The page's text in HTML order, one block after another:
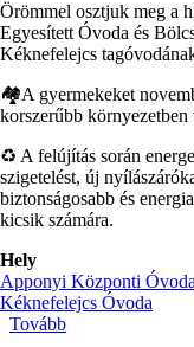
Örömmel osztjuk meg a
Egyesített Óvoda és
Kéknefelejcs
🏘️A gyermekeket
korszerűbb
♻️ A felújítás során
szigetelést, új
biztonságosabb és
kicsik számára.
Hely
Apponyi Központi Óvoda
Kéknefelejcs Óvoda
Tovább